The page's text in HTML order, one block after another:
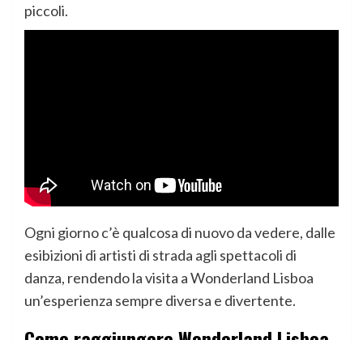
piccoli.
Ogni giorno c’è qualcosa di nuovo da vedere, dalle
esibizioni di artisti di strada agli spettacoli di
danza, rendendo la visita a Wonderland Lisboa
un’esperienza sempre diversa e divertente.